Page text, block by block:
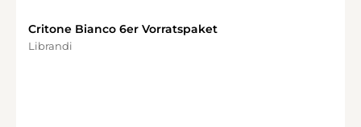
Critone Bianco 6er Vorratspaket
Librandi